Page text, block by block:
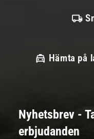
Hämta på
Nyhetsbrev -
erbjudanden